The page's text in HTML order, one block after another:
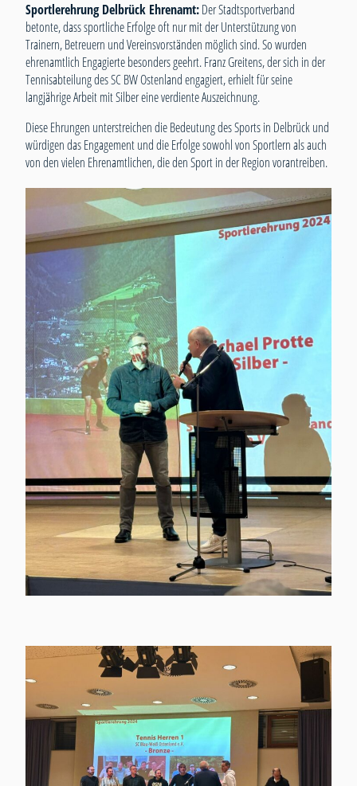
Sportlerehrung Delbrück Ehrenamt:Der Stadtsportverband
betonte, dass sportliche Erfolge oft nur mit der Unterstützung von
Trainern, Betreuern und Vereinsvorständen möglich sind. So wurden
ehrenamtlich Engagierte besonders geehrt. Franz Greitens, der sich in der
Tennisabteilung des SC BW Ostenland engagiert, erhielt für seine
langjährige Arbeit mit Silber eine verdiente Auszeichnung.
Diese Ehrungen unterstreichen die Bedeutung des Sports in Delbrück und
würdigen das Engagement und die Erfolge sowohl von Sportlern als auch
von den vielen Ehrenamtlichen, die den Sport in der Region vorantreiben.